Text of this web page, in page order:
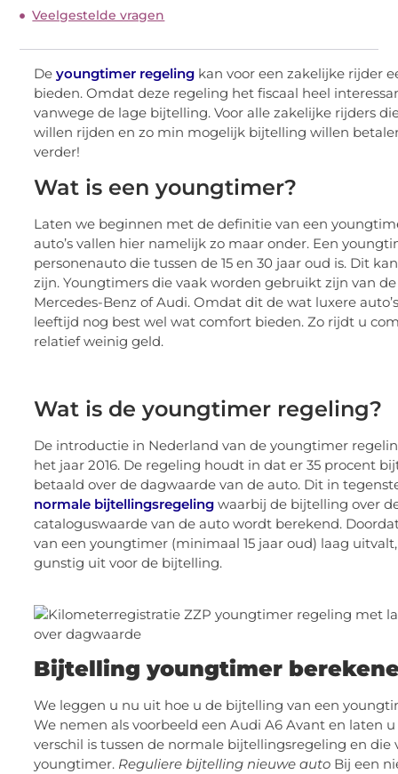
Veelgestelde vragen
Deyoungtimer regeling kan voor een zakelijke rijder
bieden. Omdat deze regeling het fiscaal heel
vanwege de lage bijtelling. Voor alle zakelijke rijders
willen rijden en zo min mogelijk bijtelling willen
verder!
Wat is een youngtimer?
Laten we beginnen met de definitie van een
auto’s vallen hier namelijk zo maar onder. Een
personenauto die tussen de 15 en 30 jaar oud is. Dit
zijn. Youngtimers die vaak worden gebruikt zijn van
Mercedes-Benz of Audi. Omdat dit de wat luxere
leeftijd nog best wel wat comfort bieden. Zo rijdt u
relatief weinig geld.
Wat is de youngtimer regeling?
De introductie in Nederland van de youngtimer
het jaar 2016. De regeling houdt in dat er 35 procent
betaald over de dagwaarde van de auto. Dit in
normale bijtellingsregeling waarbij de bijtelling over
cataloguswaarde van de auto wordt berekend.
van een youngtimer (minimaal 15 jaar oud) laag
gunstig uit voor de bijtelling.
Bijtelling youngtimer
We leggen u nu uit hoe u de bijtelling van een
We nemen als voorbeeld een Audi A6 Avant en laten
verschil is tussen de normale bijtellingsregeling en die
youngtimer. Reguliere bijtelling nieuwe auto Bij een